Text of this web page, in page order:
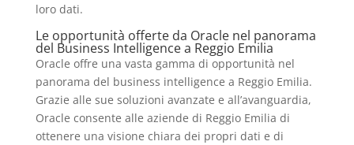
loro dati.
Le opportunità offerte da Oracle nel panorama
del Business Intelligence a Reggio Emilia
Oracle offre una vasta gamma di opportunità nel
panorama del business intelligence a Reggio Emilia.
Grazie alle sue soluzioni avanzate e all’avanguardia,
Oracle consente alle aziende di Reggio Emilia di
ottenere una visione chiara dei propri dati e di